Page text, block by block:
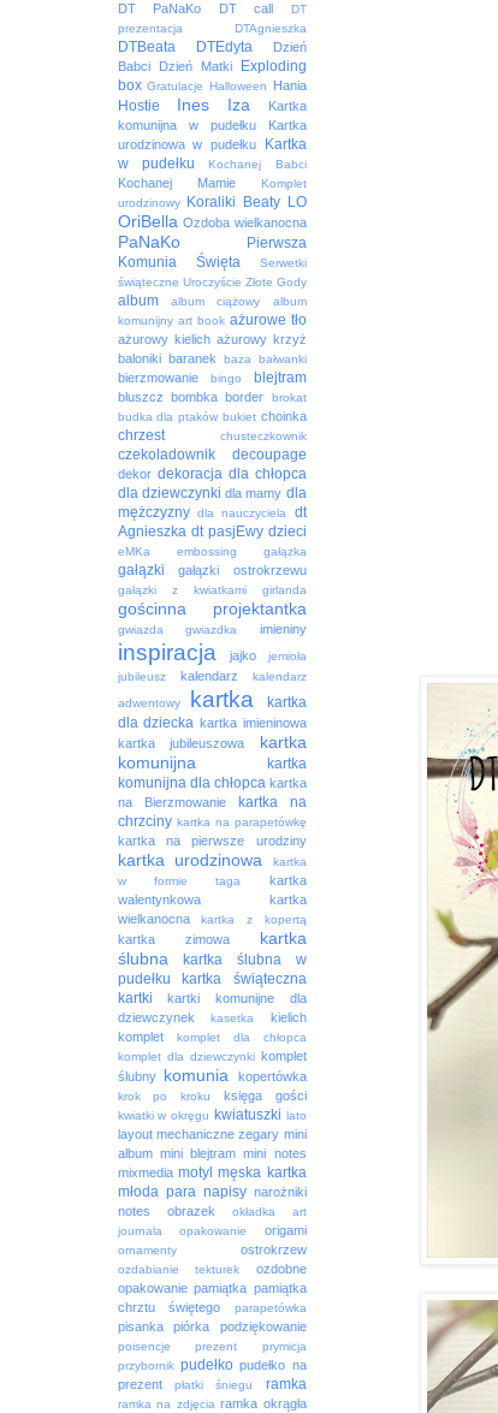
DT PaNaKo DT call
DT
prezentacja
DTAgnieszka
DTBeata DTEdyta
Dzień
Babci
Dzień Matki
Exploding
box Gratulacje Halloween Hania
Hostie Ines Iza
Kartka
komunijna w pudełku
Kartka
urodzinowa w pudełku
Kartka
w pudełku
Kochanej Babci
Kochanej Mamie
Komplet
urodzinowy
Koraliki Beaty LO
OriBella Ozdoba wielkanocna
PaNaKo
Pierwsza
Komunia Święta
Serwetki
świąteczne Uroczyście Złote Gody
album album ciążowy
album
komunijny art book ażurowe tło
ażurowy kielich ażurowy krzyż
baloniki
baranek baza bałwanki
bierzmowanie bingo blejtram
bluszcz bombka border
brokat
budka dla ptaków bukiet choinka
chrzest chusteczkownik
czekoladownik decoupage
dekor dekoracja dla chłopca
dla dziewczynki dla mamy dla
mężczyzny dla nauczyciela
dt
Agnieszka dt pasjEwy dzieci
eMKa embossing gałązka
gałązki gałązki ostrokrzewu
gałązki z kwiatkami girlanda
gościnna projektantka
gwiazda gwiazdka imieniny
inspiracja jajko
jemioła
jubileusz
kalendarz
kalendarz
adwentowy
kartka
kartka
dla dziecka kartka imieninowa
kartka jubileuszowa
kartka
komunijna
kartka
komunijna dla chłopca kartka
na Bierzmowanie
kartka na
chrzciny kartka na parapetówkę
kartka na pierwsze urodziny
kartka urodzinowa
kartka
w formie taga
kartka
walentynkowa
kartka
wielkanocna
kartka z kopertą
kartka zimowa
kartka
ślubna
kartka ślubna w
pudełku
kartka świąteczna
kartki
kartki komunijne dla
dziewczynek
kasetka
kielich
komplet
komplet dla chłopca
komplet dla dziewczynki komplet
ślubny
komunia kopertówka
krok po kroku księga gości
kwiatki w okręgu kwiatuszki lato
layout mechaniczne zegary mini
album mini blejtram mini notes
mixmedia motyl męska kartka
młoda para napisy narożniki
notes
obrazek
okładka art
journala
opakowanie origami
ornamenty ostrokrzew
ozdabianie tekturek
ozdobne
opakowanie pamiątka pamiątka
chrztu świętego
parapetówka
pisanka piórka podziękowanie
poisencje prezent
prymicja
przybornik pudełko pudełko na
prezent
płatki śniegu ramka
ramka na zdjęcia ramka okrągła